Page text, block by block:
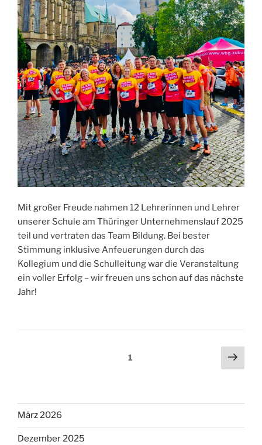
Mit großer Freude nahmen 12 Lehrerinnen und Lehrer
unserer Schule am Thüringer Unternehmenslauf 2025
teil und vertraten das Team Bildung. Bei bester
Stimmung inklusive Anfeuerungen durch das
Kollegium und die Schulleitung war die Veranstaltung
ein voller Erfolg – wir freuen uns schon auf das nächste
Jahr!
Seitennummerierung
Seite1
März 2026
Dezember 2025